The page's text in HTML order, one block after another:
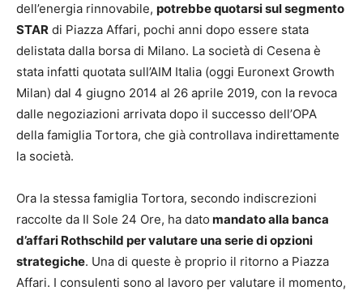
dell’energia rinnovabile, potrebbe quotarsi sul segmento
STAR di Piazza Affari, pochi anni dopo essere stata
delistata dalla borsa di Milano. La società di Cesena è
stata infatti quotata sull’AIM Italia (oggi Euronext Growth
Milan) dal 4 giugno 2014 al 26 aprile 2019, con la revoca
dalle negoziazioni arrivata dopo il successo dell’OPA
della famiglia Tortora, che già controllava indirettamente
la società.
Ora la stessa famiglia Tortora, secondo indiscrezioni
raccolte da Il Sole 24 Ore, ha dato mandato alla banca
d’affari Rothschild per valutare una serie di opzioni
strategiche. Una di queste è proprio il ritorno a Piazza
Affari. I consulenti sono al lavoro per valutare il momento,